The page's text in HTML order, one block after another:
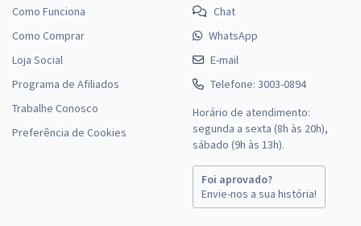
Como Funciona
Como Comprar
Loja Social
Programa de Afiliados
Trabalhe Conosco
Preferência de Cookies
Chat
WhatsApp
E-mail
Telefone: 3003-0894
Horário de atendimento:
segunda a sexta (8h às 20h),
sábado (9h às 13h).
Foi aprovado?
Envie-nos a sua história!